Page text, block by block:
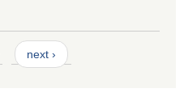
next ›